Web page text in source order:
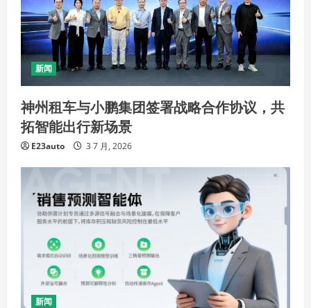
新闻
神州租车与小鹏集团签署战略合作协议，共
拓智能出行新场景
E23auto 3 7 月, 2026
新闻